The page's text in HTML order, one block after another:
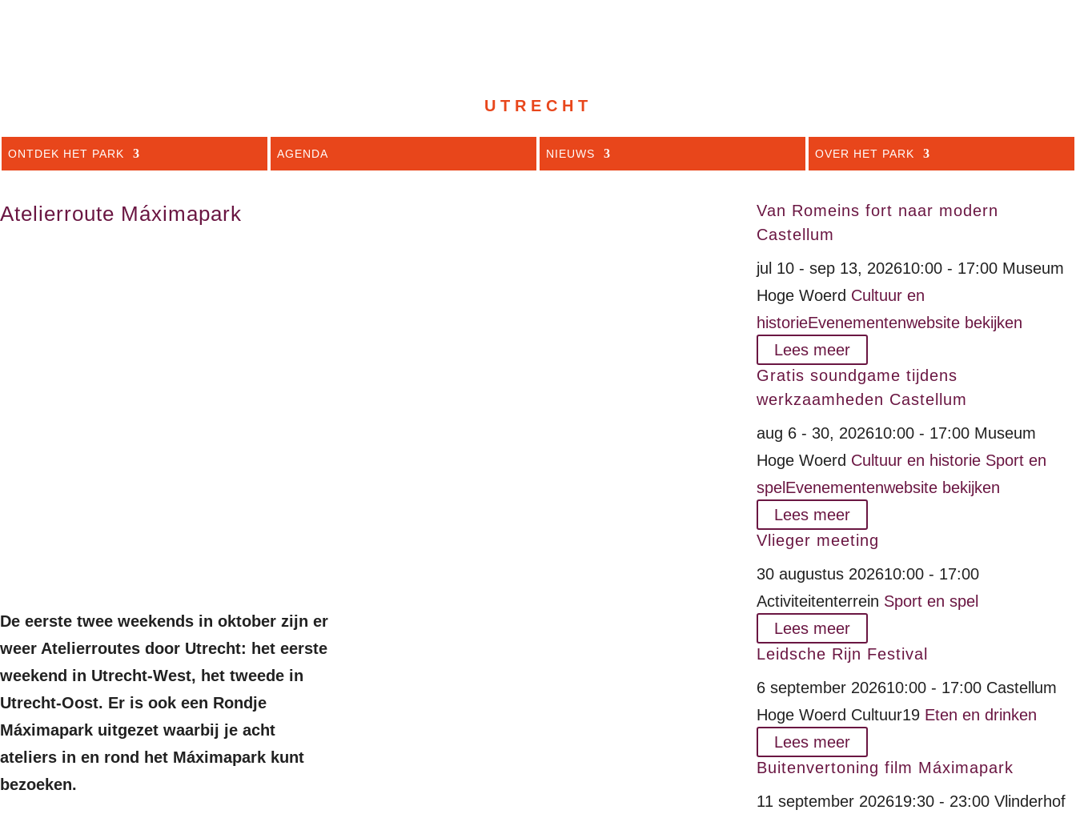
UTRECHT
ONTDEK HET PARK AGENDA NIEUWS OVER HET PARK
Atelierroute Máximapark
De eerste twee weekends in oktober zijn er
weer Atelierroutes door Utrecht: het eerste
weekend in Utrecht-West, het tweede in
Utrecht-Oost. Er is ook een Rondje
Máximapark uitgezet waarbij je acht
ateliers in en rond het Máximapark kunt
bezoeken.
Van Romeins fort naar modern
Castellum
jul 10 - sep 13, 202610:00 - 17:00 Museum
Hoge Woerd Cultuur en
historieEvenementenwebsite bekijken
Lees meer
Gratis soundgame tijdens
werkzaamheden Castellum
aug 6 - 30, 202610:00 - 17:00 Museum
Hoge Woerd Cultuur en historie Sport en
spel Evenementenwebsite bekijken
Lees meer
Vlieger meeting
30 augustus 202610:00 - 17:00
Activiteitenterrein Sport en spel
Lees meer
Leidsche Rijn Festival
6 september 202610:00 - 17:00 Castellum
Hoge Woerd Cultuur19 Eten en drinken
Lees meer
Buitenvertoning film Máximapark
11 september 202619:30 - 23:00 Vlinderhof